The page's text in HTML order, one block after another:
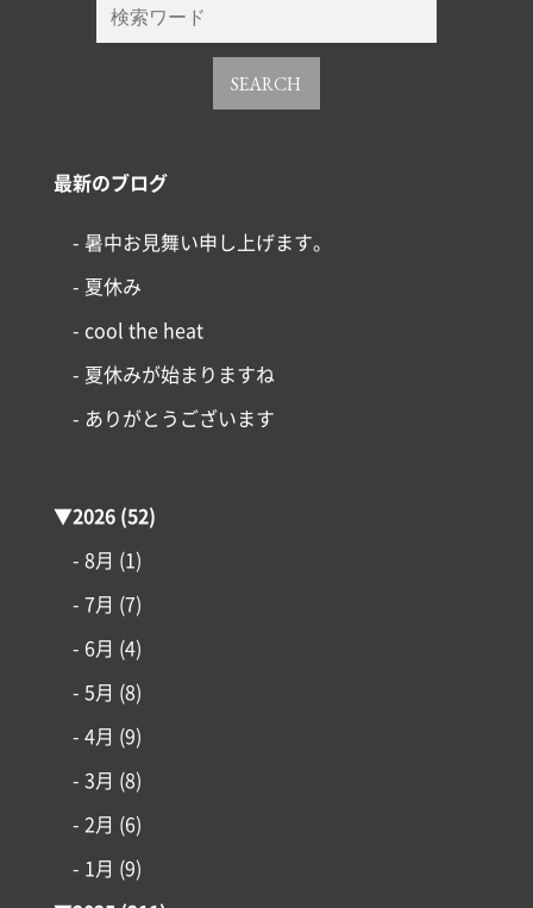
SEARCH
最新のブログ
- 暑中お見舞い申し上げます。
- 夏休み
- cool the heat
- 夏休みが始まりますね
- ありがとうございます
▼2026(52)
- 8月 (1)
- 7月 (7)
- 6月 (4)
- 5月 (8)
- 4月 (9)
- 3月 (8)
- 2月 (6)
- 1月 (9)